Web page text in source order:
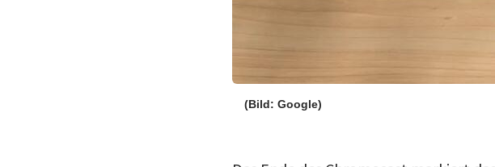
(Bild: Google)